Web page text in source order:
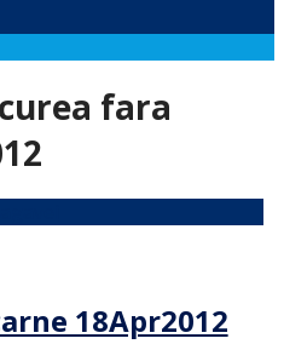
fara
18Apr2012